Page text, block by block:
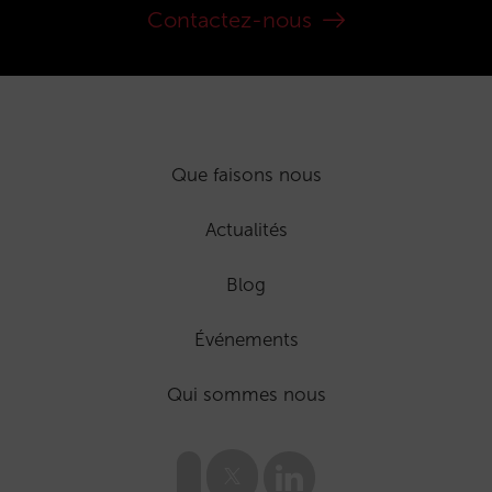
Contactez-nous
Que faisons nous
Actualités
Blog
Événements
Qui sommes nous